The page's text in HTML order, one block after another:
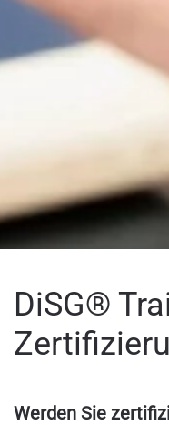
DiSG®
Werden Sie